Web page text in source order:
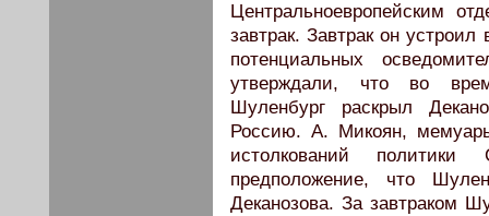
Центральноевропейским
завтрак. Завтрак он
потенциальных
утверждали, что во
Шуленбург раскрыл
Россию. А. Микоян,
истолкований
предположение, что
Деканозова. За завтраком